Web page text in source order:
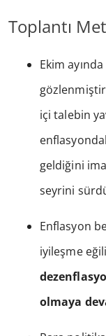
Toplantı
Ekim
içi talebin
geldiğini
seyrini
Enflasyon
iyileşme
olmaya